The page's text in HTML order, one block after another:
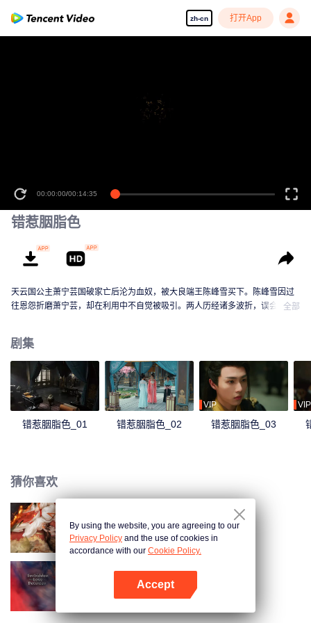
zh-cn 打开App
00:00:00/00:14:35
错惹胭脂色
天云国公主萧宁芸国破家亡后沦为血奴，被大良端王陈峰雪买下。陈峰雪因过
往恩怨折磨萧宁芸，却在利用中不自觉被吸引。两人历经诸多波折，误会解开
全部
剧集
错惹胭脂色_01 错惹胭脂色_02
VIP
错惹胭脂色_03
VIP
猜你喜欢
玉奴娇
仙君有劫
By using the website, you are agreeing to our
Privacy Policy and the use of cookies in
accordance with our Cookie Policy.
Accept